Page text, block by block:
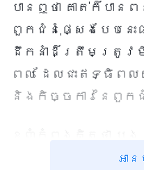
បានឮថា គាត់ក៏បានព
ពួកជំនុំផ្សេងបែបនេ
ដឹកនាំដ៏ត្រឹមត្រូវ
ពេល ដែលជះឥទ្ធិព
និងកិច្ចការនៃពួក
ដឹកនាំក្លែងក្លាយអា